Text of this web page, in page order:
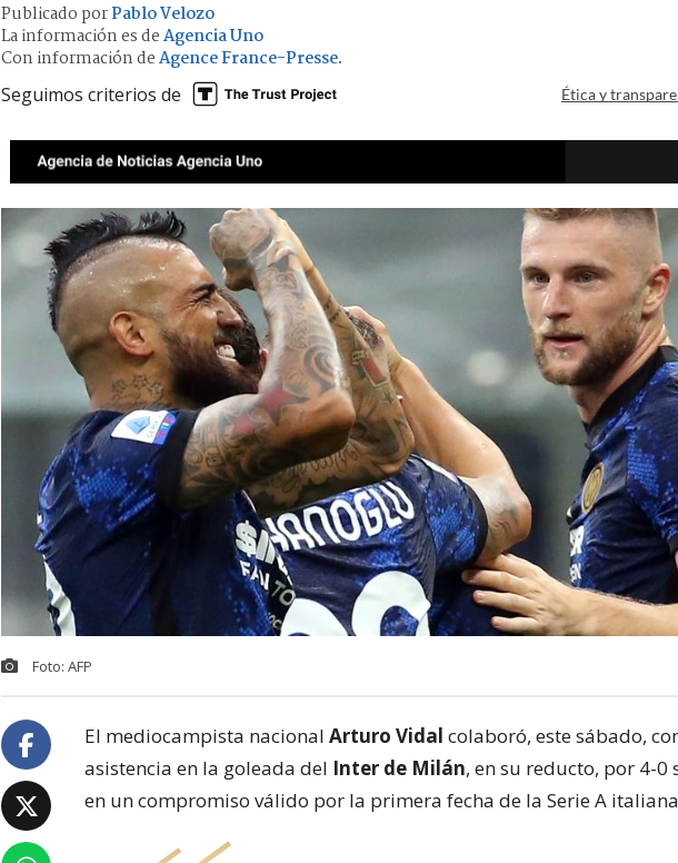
Publicado porPablo Velozo
La información es deAgencia Uno
Con información deAgence France-Presse.
Seguimos criterios de Ética y
Foto: AFP
El mediocampista nacional Arturo Vidal colaboró, este sábado,
asistencia en la goleada del Inter de Milán, en su reducto, por 4-0
en un compromiso válido por la primera fecha de la Serie A